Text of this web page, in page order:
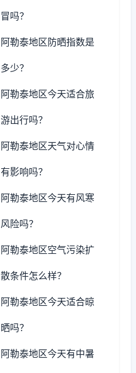
冒吗？
阿勒泰地区防晒指数是
多少？
阿勒泰地区今天适合旅
游出行吗？
阿勒泰地区天气对心情
有影响吗？
阿勒泰地区今天有风寒
风险吗？
阿勒泰地区空气污染扩
散条件怎么样？
阿勒泰地区今天适合晾
晒吗？
阿勒泰地区今天有中暑